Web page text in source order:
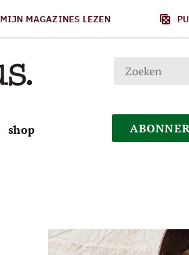
MIJN MAGAZINES LEZEN
shop